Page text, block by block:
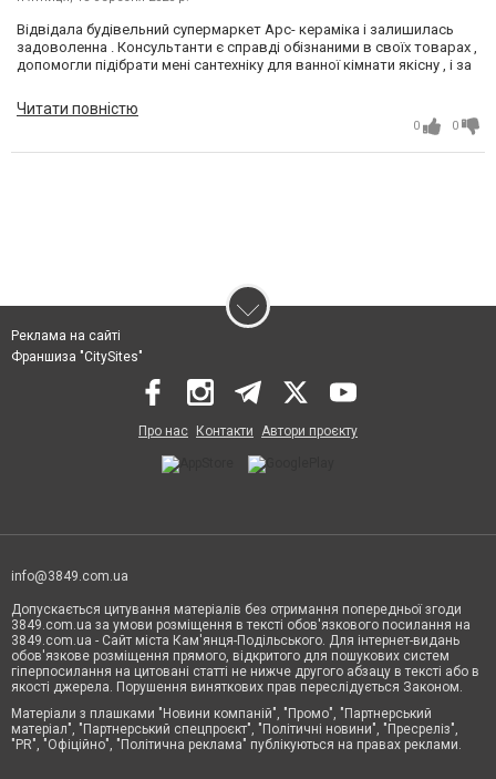
Відвідала будівельний супермаркет Арс- кераміка і залишилась
задоволенна . Консультанти є справді обізнаними в своїх товарах ,
допомогли підібрати мені сантехніку для ванної кімнати якісну , і за
вже не раз , і завжди залишаюсь задоволенна. Дякую за вашу
працю та якісні матеріали .
Читати повністю
0 0
Реклама на сайті
Франшиза "CitySites"
Про нас Контакти Автори проєкту
info@3849.com.ua
Допускається цитування матеріалів без отримання попередньої згоди
3849.com.ua за умови розміщення в тексті обов'язкового посилання на
3849.com.ua - Сайт міста Кам'янця-Подільського. Для інтернет-видань
обов'язкове розміщення прямого, відкритого для пошукових систем
гіперпосилання на цитовані статті не нижче другого абзацу в тексті або в
якості джерела. Порушення виняткових прав переслідується Законом.
Матеріали з плашками "Новини компаній", "Промо", "Партнерський
матеріал", "Партнерський спецпроєкт", "Політичні новини", "Пресреліз",
"PR", "Офіційно", "Політична реклама" публікуються на правах реклами.